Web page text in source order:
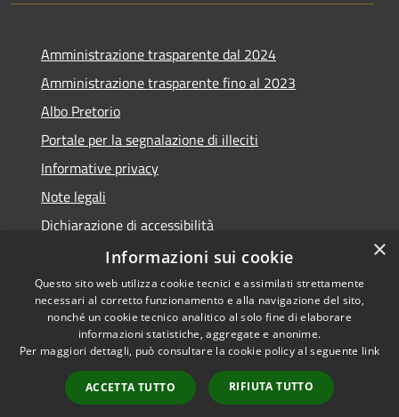
Amministrazione trasparente dal 2024
Amministrazione trasparente fino al 2023
Albo Pretorio
Portale per la segnalazione di illeciti
Informative privacy
Note legali
Dichiarazione di accessibilità
Segnalazioni di inaccessibilità
RSS
Accessibilità
Copyright © 2026 • Comune di
Municipium•
Accesso
redazione
×
Informazioni sui cookie
Questo sito web utilizza cookie tecnici e assimilati strettamente
necessari al corretto funzionamento e alla navigazione del sito,
nonché un cookie tecnico analitico al solo fine di elaborare
informazioni statistiche, aggregate e anonime.
Per maggiori dettagli, può consultare la cookie policy al seguente link
ACCETTA TUTTO RIFIUTA TUTTO